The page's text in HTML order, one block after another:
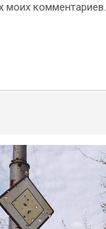
моих комментариев.